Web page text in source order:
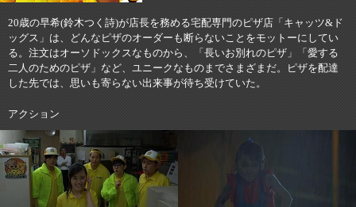
20歳の早希(鈴木つく詩)が店長を務める宅配専門のピザ店「キャッツ&ド
ッグス」は、どんなピザのオーダーも断らないことをモットーにしてい
る。注文はオーソドックスなものから、「長いお別れのピザ」「愛する
二人のためのピザ」など、ユニークなものまでさまざまだ。ピザを配達
した先では、思いも寄らない出来事が待ち受けていた。
アクション